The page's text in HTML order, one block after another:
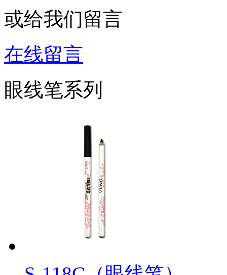
或给我们留言
在线留言
眼线笔系列